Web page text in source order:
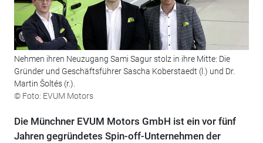
Nehmen ihren Neuzugang Sami Sagur stolz in ihre Mitte: Die
Gründer und Geschäftsführer Sascha Koberstaedt (l.) und Dr.
Martin Šoltés (r.).
© Foto: EVUM Motors
Die Münchner EVUM Motors GmbH ist ein vor fünf
Jahren gegründetes Spin-off-Unternehmen der